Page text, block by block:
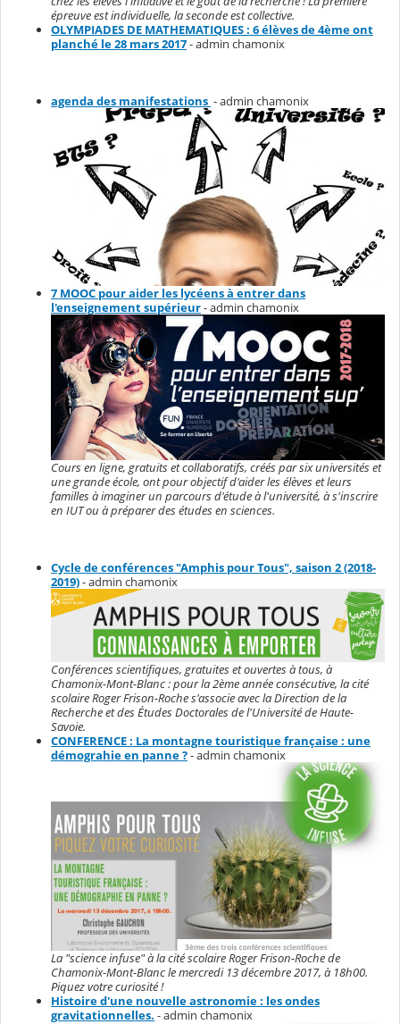
épreuve est individuelle, la seconde est collective.
OLYMPIADES DE MATHEMATIQUES : 6 élèves de 4ème ont
planché le 28 mars 2017- admin chamonix
agenda des manifestations - admin chamonix
7 MOOC pour aider les lycéens à entrer dans
l'enseignement supérieur- admin chamonix
Cours en ligne, gratuits et collaboratifs, créés par six universités et
une grande école, ont pour objectif d'aider les élèves et leurs
familles à imaginer un parcours d'étude à l'université, à s'inscrire
en IUT ou à préparer des études en sciences.
Cycle de conférences "Amphis pour Tous", saison 2 (2018-
2019)- admin chamonix
Conférences scientifiques, gratuites et ouvertes à tous, à
Chamonix-Mont-Blanc : pour la 2ème année consécutive, la cité
scolaire Roger Frison-Roche s'associe avec la Direction de la
Recherche et des Études Doctorales de l'Université de Haute-
Savoie.
CONFERENCE : La montagne touristique française : une
démograhie en panne ?- admin chamonix
La "science infuse" à la cité scolaire Roger Frison-Roche de
Chamonix-Mont-Blanc le mercredi 13 décembre 2017, à 18h00.
Piquez votre curiosité !
Histoire d'une nouvelle astronomie : les ondes
gravitationnelles. - admin chamonix